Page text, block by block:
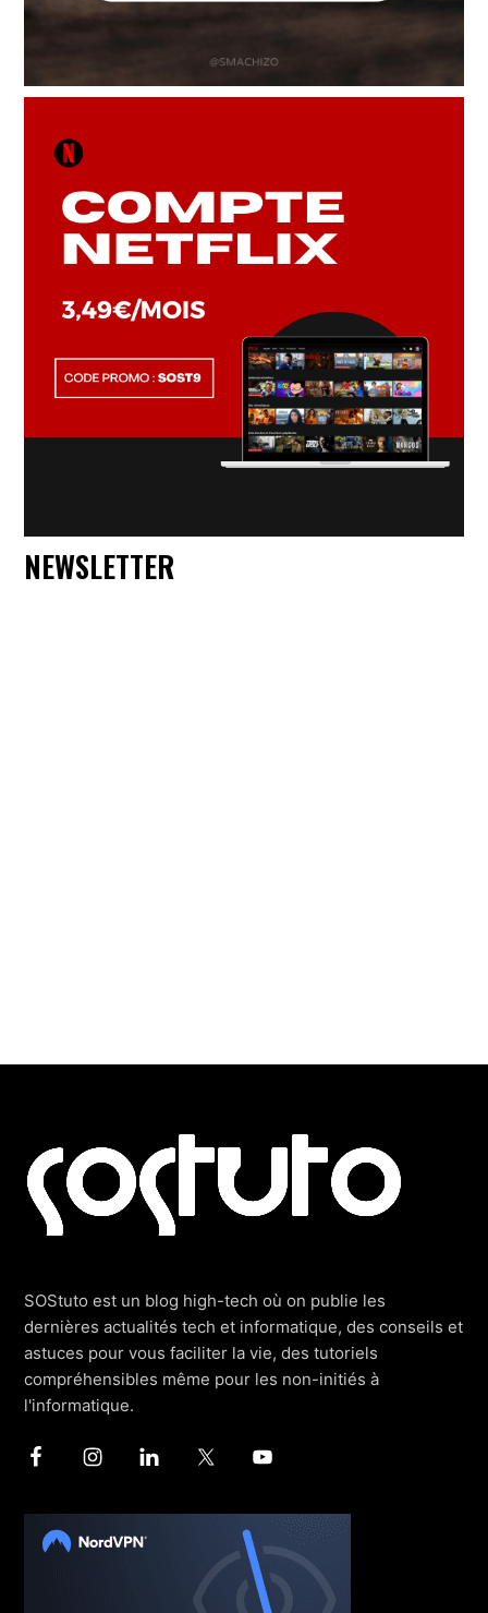
NEWSLETTER
SOStuto est un blog high-tech où on publie les
dernières actualités tech et informatique, des conseils et
astuces pour vous faciliter la vie, des tutoriels
compréhensibles même pour les non-initiés à
l'informatique.